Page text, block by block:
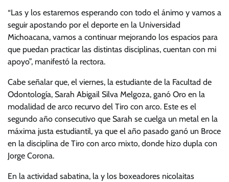
“Las y los estaremos esperando con todo el ánimo y vamos a
seguir apostando por el deporte en la Universidad
Michoacana, vamos a continuar mejorando los espacios para
que puedan practicar las distintas disciplinas, cuentan con mi
apoyo”, manifestó la rectora.
Cabe señalar que, el viernes, la estudiante de la Facultad de
Odontología, Sarah Abigail Silva Melgoza, ganó Oro en la
modalidad de arco recurvo del Tiro con arco. Este es el
segundo año consecutivo que Sarah se cuelga un metal en la
máxima justa estudiantil, ya que el año pasado ganó un Broce
en la disciplina de Tiro con arco mixto, donde hizo dupla con
Jorge Corona.
En la actividad sabatina, la y los boxeadores nicolaitas